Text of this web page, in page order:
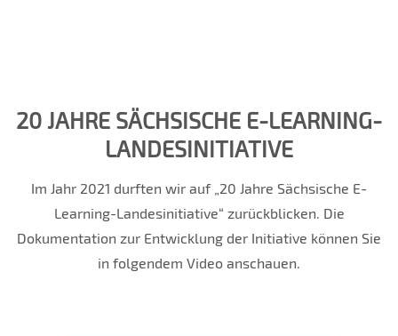
20 JAHRE SÄCHSISCHE E-LEARNING-
LANDESINITIATIVE
Im Jahr 2021 durften wir auf „20 Jahre Sächsische E-
Learning-Landesinitiative“ zurückblicken. Die
Dokumentation zur Entwicklung der Initiative können Sie
in folgendem Video anschauen.